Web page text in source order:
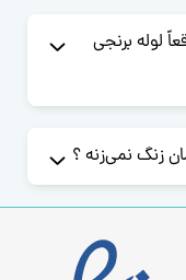
لوله برنجی
زنگ نمی‌زنه ؟